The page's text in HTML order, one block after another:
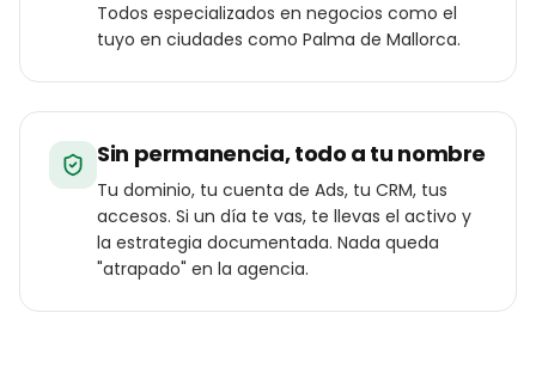
Todos especializados en negocios como el
tuyo en ciudades como Palma de Mallorca.
Sin permanencia, todo a tu nombre
Tu dominio, tu cuenta de Ads, tu CRM, tus
accesos. Si un día te vas, te llevas el activo y
la estrategia documentada. Nada queda
"atrapado" en la agencia.